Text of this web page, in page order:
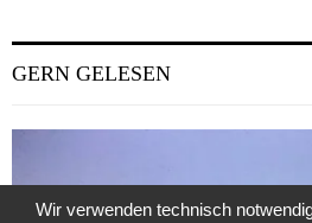
GERN GELESEN
Wir verwenden technisch